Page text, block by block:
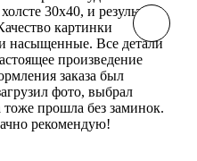
30х40, и результат
картинки
насыщенные. Все детали
произведение
заказа был
фото, выбрал
тоже прошла без заминок.
рекомендую!